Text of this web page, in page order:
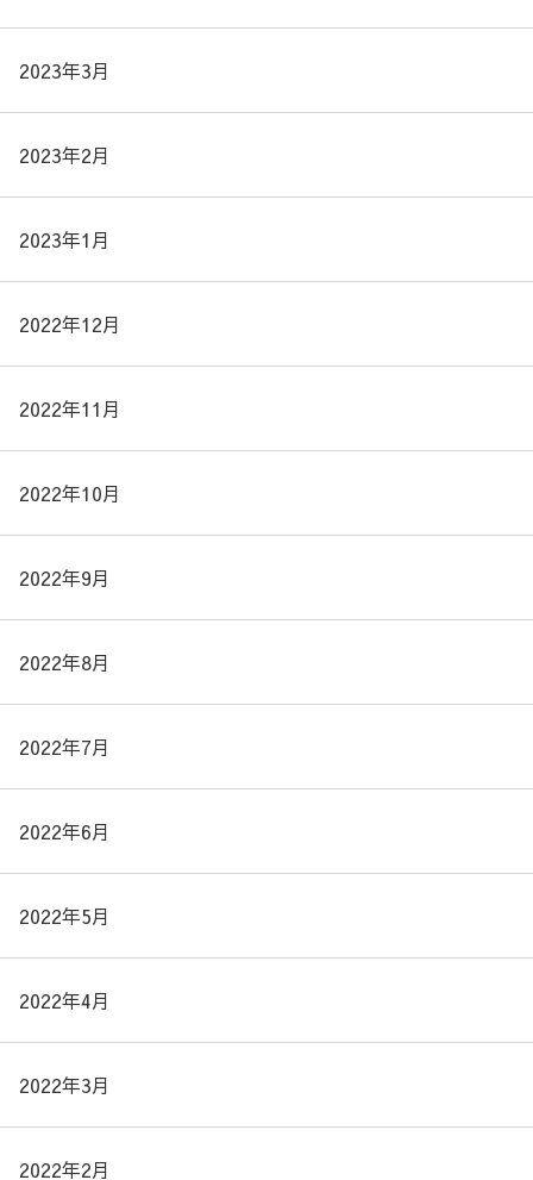
2023年3月
2023年2月
2023年1月
2022年12月
2022年11月
2022年10月
2022年9月
2022年8月
2022年7月
2022年6月
2022年5月
2022年4月
2022年3月
2022年2月